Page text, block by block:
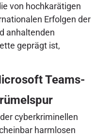
von hochkarätigen
Erfolgen der
anhaltenden
geprägt ist,
Teams-
cyberkriminellen
harmlosen